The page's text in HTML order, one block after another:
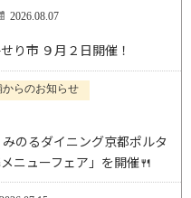
2026.08.07
り市 ９月２日開催！
からのお知らせ
のるダイニング京都ポルタ
ニューフェア」を開催🍴